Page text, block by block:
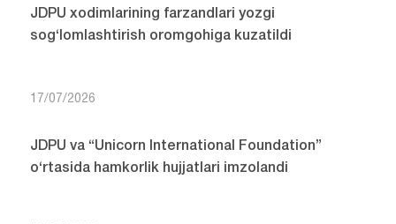
JDPU xodimlarining farzandlari yozgi
sog‘lomlashtirish oromgohiga kuzatildi
17/07/2026
JDPU va “Unicorn International Foundation”
o‘rtasida hamkorlik hujjatlari imzolandi